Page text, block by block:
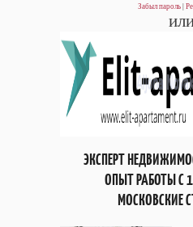
Забыл пароль
ЭКСПЕРТ
ОПЫТ РАБОТЫ С
МОСКОВСКИЕ